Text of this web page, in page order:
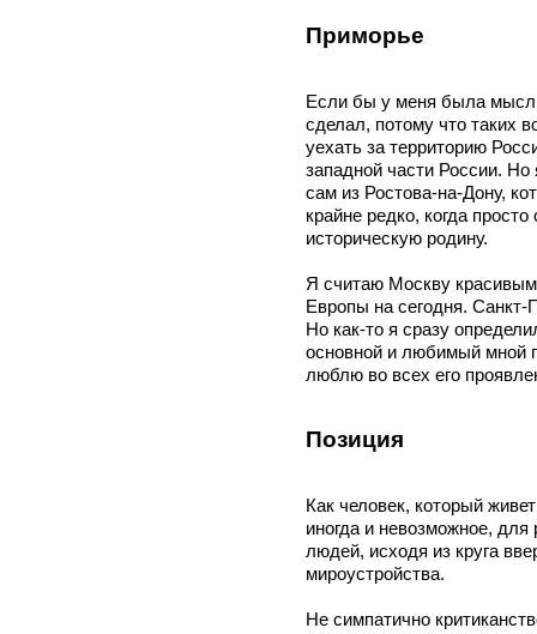
Приморье
Если бы у меня была
сделал, потому что таких
уехать за территорию
западной части России.
сам из Ростова-на-Дону,
крайне редко, когда
историческую родину.
Я считаю Москву
Европы на сегодня. Санкт-
Но как-то я сразу
основной и любимый мной
люблю во всех его
Позиция
Как человек, который
иногда и невозможное,
людей, исходя из круга
мироустройства.
Не симпатично